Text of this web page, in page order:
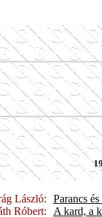
László:
Parancs
Róbert:
A kard, a